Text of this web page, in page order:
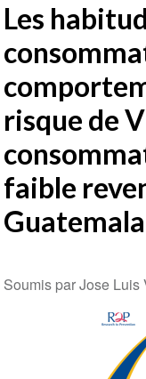
Les
risque de
faible
Guatemala
Soumis par Jose Luis